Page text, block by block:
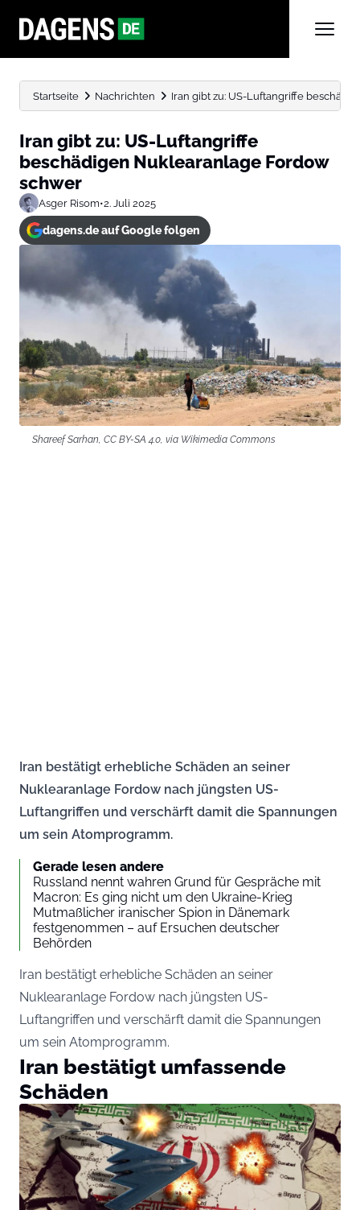
Startseite Nachrichten Iran gibt zu: US-Luftangriffe
Iran gibt zu: US-Luftangriffe
beschädigen Nuklearanlage Fordow
schwer
Asger Risom•2. Juli 2025
dagens.de auf Google folgen
Shareef Sarhan, CC BY-SA 4.0, via Wikimedia Commons
Iran bestätigt erhebliche Schäden an seiner
Nuklearanlage Fordow nach jüngsten US-
Luftangriffen und verschärft damit die Spannungen
um sein Atomprogramm.
Gerade lesen andere
Russland nennt wahren Grund für Gespräche mit
Macron: Es ging nicht um den Ukraine-Krieg
Mutmaßlicher iranischer Spion in Dänemark
festgenommen – auf Ersuchen deutscher
Behörden
Iran bestätigt erhebliche Schäden an seiner
Nuklearanlage Fordow nach jüngsten US-
Luftangriffen und verschärft damit die Spannungen
um sein Atomprogramm.
Iran bestätigt umfassende
Schäden